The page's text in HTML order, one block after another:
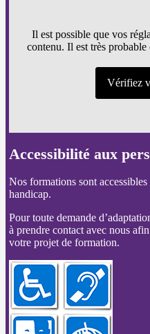
Il est possible que vos
contenu. Il est très probable
Vérifiez
Accessibilité aux
Nos formations sont
handicap.
Pour toute demande
à prendre contact avec nous
votre projet de formation.